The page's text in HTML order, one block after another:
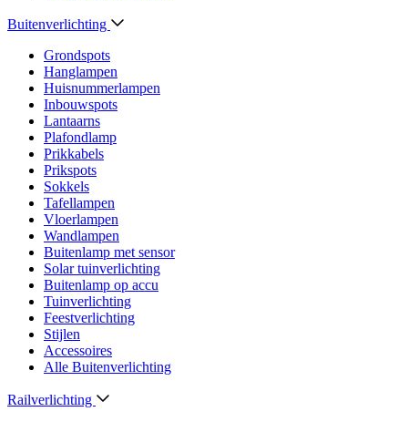
Buitenverlichting
Grondspots
Hanglampen
Huisnummerlampen
Inbouwspots
Lantaarns
Plafondlamp
Prikkabels
Prikspots
Sokkels
Tafellampen
Vloerlampen
Wandlampen
Buitenlamp met sensor
Solar tuinverlichting
Buitenlamp op accu
Tuinverlichting
Feestverlichting
Stijlen
Accessoires
Alle Buitenverlichting
Railverlichting